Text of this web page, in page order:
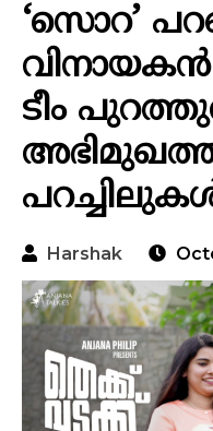
‘സൊറ’
ടീം
Harshak